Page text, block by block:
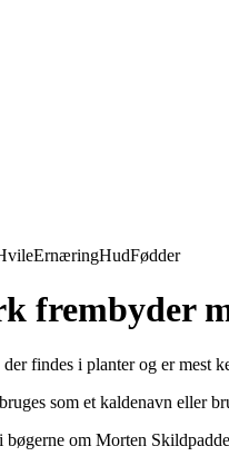
ErnæringHudFødder
frembyder
findes i planter og er
som et kaldenavn eller
om Morten